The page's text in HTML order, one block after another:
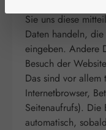
Sie uns diese
Daten handeln,
eingeben. Andere
Besuch der
Das sind vor allem
Internetbrowser,
Seitenaufrufs). Die
automatisch,